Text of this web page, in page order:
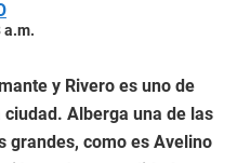
a.m.
y Rivero es uno de
Alberga una de las
grandes, como es Avelino